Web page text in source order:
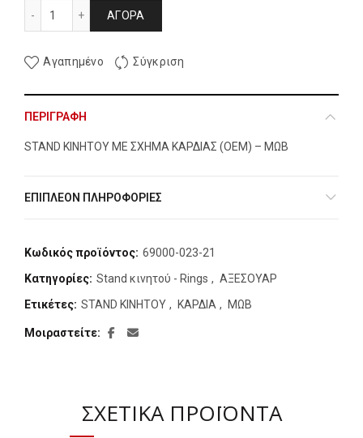
STAND ΚΙΝΗΤΟΥ ΜΕ ΣΧΗΜΑ ΚΑΡΔΙΑΣ (OEM) - ΜΩΒ
ΑΓΟΡΆ
Αγαπημένο Σύγκριση
ΠΕΡΙΓΡΑΦΉ
STAND ΚΙΝΗΤΟΥ ΜΕ ΣΧΗΜΑ ΚΑΡΔΙΑΣ (OEM) – ΜΩΒ
ΕΠΙΠΛΈΟΝ ΠΛΗΡΟΦΟΡΊΕΣ
Κωδικός προϊόντος: 69000-023-21
Κατηγορίες: Stand κινητού - Rings , ΑΞΕΣΟΥΑΡ
Ετικέτες: STAND ΚΙΝΗΤΟΥ , ΚΑΡΔΙΑ , ΜΩΒ
Μοιραστείτε
ΣΧΕΤΙΚΆ ΠΡΟΪΌΝΤΑ